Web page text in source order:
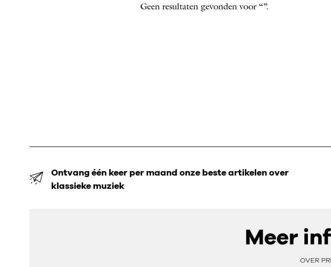
Geen resultaten gevonden voor “”.
Ontvang één keer per maand onze beste artikelen over
klassieke muziek
Meer
OVER